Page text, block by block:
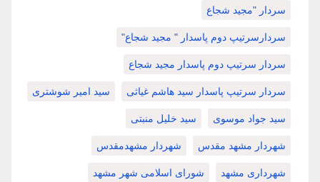
سردار "مجید شجاع
سردارسرتیپ دوم پاسدار " مجید شجاع"
سردار سرتیپ دوم پاسدار مجید شجاع
سردار سرتیپ پاسدار سید هاشم غیاثی سید امیر شوشتری
سید جواد موسوی سید خلیل منبتی
شهردار مشهد مقدس شهردار مشهدمقدس
شهرداری مشهد شورای اسلامی شهر مشهد